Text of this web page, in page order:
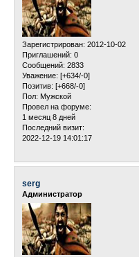
Зарегистрирован: 2012-10-02
Приглашений: 0
Сообщений: 2833
Уважение: [+634/-0]
Позитив: [+668/-0]
Пол: Мужской
Провел на форуме:
1 месяц 8 дней
Последний визит:
2022-12-19 14:01:17
serg
Администратор